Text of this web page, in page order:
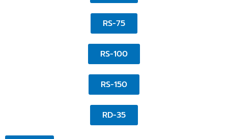
RS-75
RS-100
RS-150
RD-35